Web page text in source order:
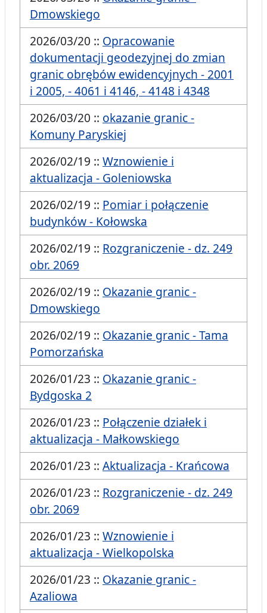
Dmowskiego
2026/03/20 :: Opracowanie
dokumentacji geodezyjnej do zmian
granic obrębów ewidencyjnych - 2001
i 2005, - 4061 i 4146, - 4148 i 4348
2026/03/20 :: okazanie granic -
Komuny Paryskiej
2026/02/19 :: Wznowienie i
aktualizacja - Goleniowska
2026/02/19 :: Pomiar i połączenie
budynków - Kołowska
2026/02/19 :: Rozgraniczenie - dz. 249
obr. 2069
2026/02/19 :: Okazanie granic -
Dmowskiego
2026/02/19 :: Okazanie granic - Tama
Pomorzańska
2026/01/23 :: Okazanie granic -
Bydgoska 2
2026/01/23 :: Połączenie działek i
aktualizacja - Małkowskiego
2026/01/23 :: Aktualizacja - Krańcowa
2026/01/23 :: Rozgraniczenie - dz. 249
obr. 2069
2026/01/23 :: Wznowienie i
aktualizacja - Wielkopolska
2026/01/23 :: Okazanie granic -
Azaliowa